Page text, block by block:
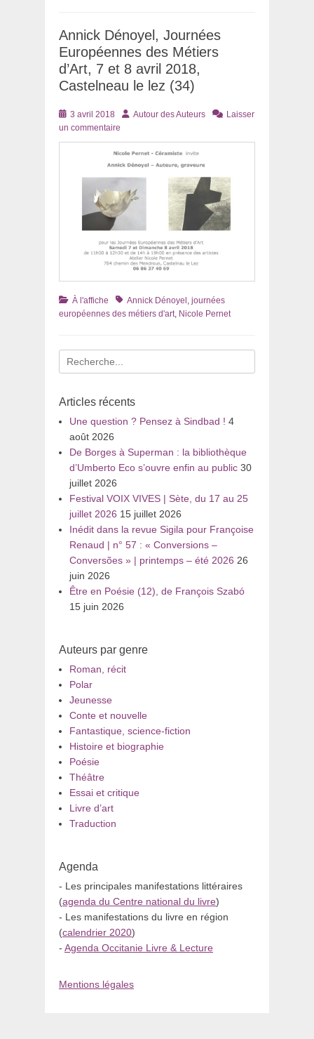
Annick Dénoyel, Journées
Européennes des Métiers
d’Art, 7 et 8 avril 2018,
Castelneau le lez (34)
Posté
le
3 avril 2018 AuteurAutour des Auteurs
Laisser
un commentaire
Catégories
À l'affiche TagsAnnick Dénoyel journées
européennes des métiers d'art Nicole Pernet
Recherche
pour
Articles récents
Une question ? Pensez à Sindbad ! 4
août 2026
De Borges à Superman : la bibliothèque
d’Umberto Eco s’ouvre enfin au public 30
juillet 2026
Festival VOIX VIVES | Sète, du 17 au 25
juillet 2026 15 juillet 2026
Inédit dans la revue Sigila pour Françoise
Renaud | n° 57 : « Conversions –
Conversões » | printemps – été 2026 26
juin 2026
Être en Poésie (12), de François Szabó
15 juin 2026
Auteurs par genre
Roman, récit
Polar
Jeunesse
Conte et nouvelle
Fantastique, science-fiction
Histoire et biographie
Poésie
Théâtre
Essai et critique
Livre d’art
Traduction
Agenda
- Les principales manifestations littéraires
(agenda du Centre national du livre)
- Les manifestations du livre en région
(calendrier 2020)
- Agenda Occitanie Livre & Lecture
Mentions légales